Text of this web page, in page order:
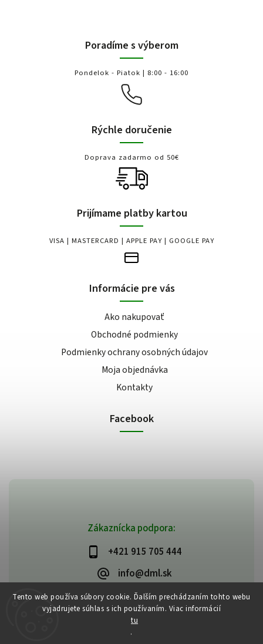
Tento web používa súbory cookie. Ďalším prechádzaním tohto webu
vyjadrujete súhlas s ich používaním. Viac informácií
tu
.
Zákaznícka podpora:
+421 915 705 444
info@dml.sk
Poradíme s výberom
Pondelok - Piatok | 8:00 - 16:00
Rýchle doručenie
Doprava zadarmo od 50€
Prijímame platby kartou
VISA | MASTERCARD | APPLE PAY | GOOGLE PAY
Informácie pre vás
Ako nakupovať
Obchodné podmienky
Podmienky ochrany osobných údajov
Moja objednávka
Kontakty
Facebook